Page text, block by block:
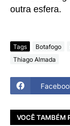
outra esfera.
Tags Botafogo
Thiago Almada
VOCÊ TAMBÉM